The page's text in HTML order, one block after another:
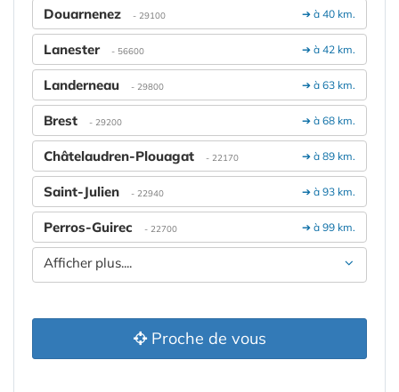
➔ à 40 km.
Douarnenez - 29100
➔ à 42 km.
Lanester - 56600
➔ à 63 km.
Landerneau - 29800
➔ à 68 km.
Brest - 29200
➔ à 89 km.
Châtelaudren-Plouagat - 22170
➔ à 93 km.
Saint-Julien - 22940
➔ à 99 km.
Perros-Guirec - 22700
Afficher plus....
Proche de vous